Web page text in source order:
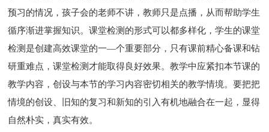
预习的情况，孩子会的老师不讲，教师只是点播，从而帮助学生
循序渐进掌握知识。课堂检测的形式可以都多样化，学生的课堂
检测是创建高效课堂的一—个重要部分，只有课前精心备课和钻
研重难点，课堂检测才能取得良好效果。教学中应紧扣本节课的
教学内容，创设与本节的学习内容密切相关的教学情境。要把把
情境的创设、旧知的复习和新知的引入有机地融合在一起，显得
自然朴实，真实有效。